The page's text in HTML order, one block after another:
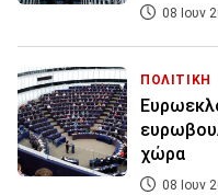
08 Ιουν
ΠΟΛΙΤΙΚΗ
χώρα
08 Ιουν